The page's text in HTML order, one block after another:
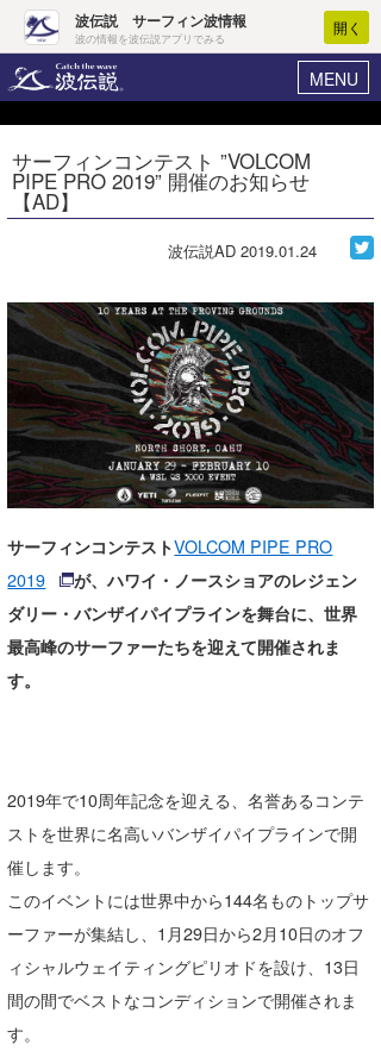
波伝説 サーフィン波情報
波の情報を波伝説アプリでみる
開く
MENU
ヘルプ マイホーム
ログイン
WAVE HUNTER波予想ツール
気象情報
ニュース
サーフィンエリアガイド
会員メニュー
今月のプレゼント
サーフィンコンテスト ”VOLCOM
PIPE PRO 2019” 開催のお知らせ
【AD】
波伝説AD 2019.01.24
サーフィンコンテストVOLCOM PIPE PRO
2019
が、ハワイ・ノースショアのレジェン
ダリー・バンザイパイプラインを舞台に、世界
最高峰のサーファーたちを迎えて開催されま
す。
2019年で10周年記念を迎える、名誉あるコンテ
ストを世界に名高いバンザイパイプラインで開
催し ます。
このイベントには世界中から144名ものトップサ
ーファーが集結し、1月29日から2月10日のオフ
ィシャルウェイティングピリ オドを設け、13日
間の間でベストなコンディションで開催されま
す。
Core Surf Japan
コンテスト
ファッション/グッズ
アート＆エンタメ
コラム
トラベル
ショップ情報
ショップ情報
湘南
伊豆
四国
沖縄
ウラナミ
お知らせ
その他
ルール＆How to
ライター/寄稿メディア